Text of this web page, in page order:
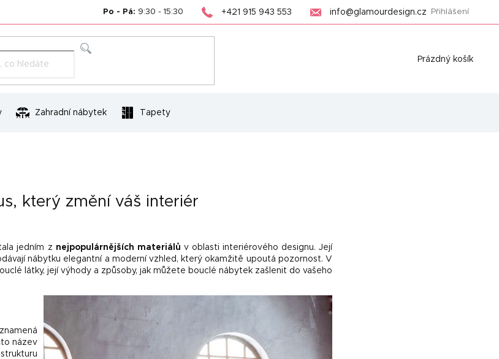
Po - Pá: 9:30 - 15:30 +421 915 943 553 info@glamourdesign.cz Přihlášení
Nákupní
Prázdný košík
Zahradní nábytek Tapety
který změní váš interiér
jedním z nejpopulárnějších materiálů v oblasti interiérového designu. Její
nábytku elegantní a moderní vzhled, který okamžitě upoutá pozornost. V
látky, její výhody a způsoby, jak můžete bouclé nábytek zašlenit do vašeho
název